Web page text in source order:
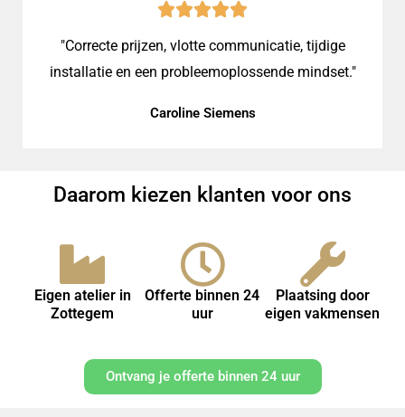
"Correcte prijzen, vlotte communicatie, tijdige
installatie en een probleemoplossende mindset."
Caroline Siemens
Daarom kiezen klanten voor ons
Eigen atelier in
Zottegem
Offerte binnen 24
uur
Plaatsing door
eigen vakmensen
Ontvang je offerte binnen 24 uur